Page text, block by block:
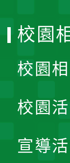
校園
校園
校園
宣導